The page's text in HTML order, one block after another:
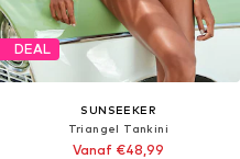
DEAL
SUNSEEKER
Triangel Tankini
Vanaf €48,99